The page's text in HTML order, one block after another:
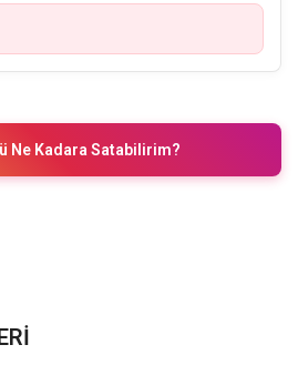
Ne Kadara Satabilirim?